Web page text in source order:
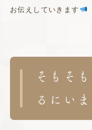
お伝えしていきます
そもそ
るにい